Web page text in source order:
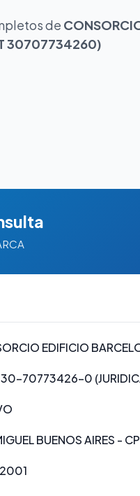
de
30707734260)
EDIFICIO
30-70773426-0
BUENOS AIRES -